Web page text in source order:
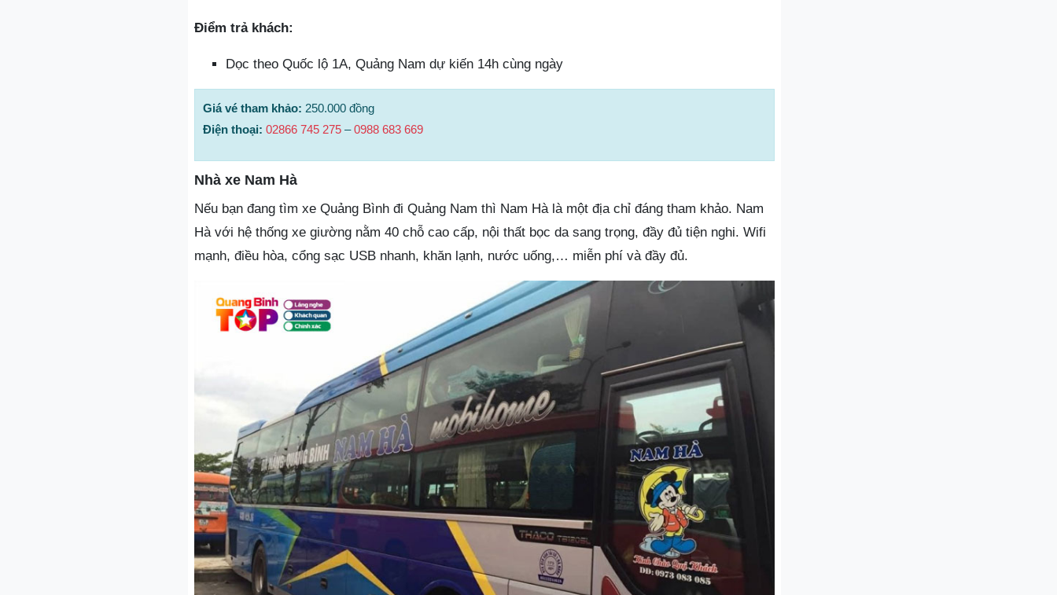
Điểm trả khách:
Dọc theo Quốc lộ 1A, Quảng Nam dự kiến 14h cùng ngày
Giá vé tham khảo: 250.000 đồng
Điện thoại: 02866 745 275 –0988 683 669
Nhà xe Nam Hà
Nếu bạn đang tìm xe Quảng Bình đi Quảng Nam thì Nam Hà là một địa chỉ đáng tham khảo. Nam
Hà với hệ thống xe giường nằm 40 chỗ cao cấp, nội thất bọc da sang trọng, đầy đủ tiện nghi. Wifi
mạnh, điều hòa, cổng sạc USB nhanh, khăn lạnh, nước uống,… miễn phí và đầy đủ.